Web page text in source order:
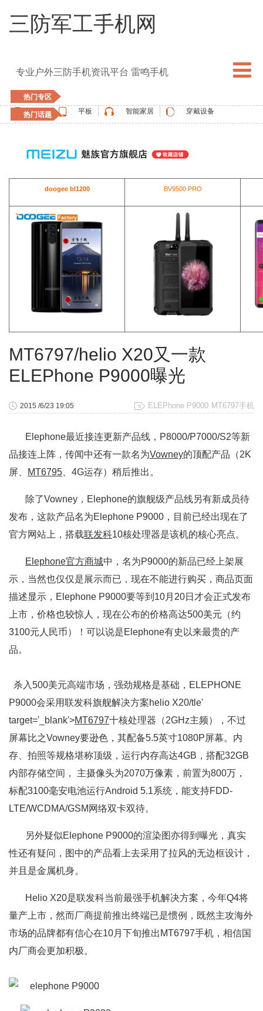
三防军工手机网
专业户外三防手机资讯平台 雷鸣手机
热门专区
手机
平板 智能家居 穿戴设备
热门话题
vernee
doogee bl1200 BV9500 PRO
MT6797/helio X20又一款
ELEPhone P9000曝光
ELEPhone P9000 MT6797手机
2015 /6/23 19:05
Elephone最近接连更新产品线，P8000/P7000/S2等新
品接连上阵，传闻中还有一款名为Vowney的顶配产品（2K
屏、
MT6795 、4G运存）稍后推出。
除了Vowney，Elephone的旗舰级产品线另有新成员待
发布，这款产品名为Elephone P9000，目前已经出现在了
官方网站上，搭载联发科10核处理器是该机的核心亮点。
Elephone官方商城中，名为P9000的新品已经上架展
示，当然也仅仅是展示而已，现在不能进行购买，商品页面
描述显示，Elephone P9000要等到10月20日才会正式发布
上市，价格也较惊人，现在公布的价格高达500美元（约
3100元人民币）！可以说是Elephone有史以来最贵的产
品。
杀入500美元高端市场，强劲规格是基础，ELEPHONE
P9000会采用联发科旗舰解决方案helio X20/tle'
target='_blank'>MT6797十核处理器（2GHz主频），不过
屏幕比之Vowney要逊色，其配备5.5英寸1080P屏幕。内
存、拍照等规格堪称顶级，运行内存高达4GB，搭配32GB
内部存储空间， 主摄像头为2070万像素，前置为800万，
标配3100毫安电池运行Android 5.1系统，能支持FDD-
LTE/WCDMA/GSM网络双卡双待。
另外疑似Elephone P9000的渲染图亦得到曝光，真实
性还有疑问，图中的产品看上去采用了拉风的无边框设计，
并且是金属机身。
Helio X20是联发科当前最强手机解决方案，今年Q4将
量产上市，然而厂商提前推出终端已是惯例，既然主攻海外
市场的品牌都有信心在10月下旬推出MT6797手机，相信国
内厂商会更加积极。